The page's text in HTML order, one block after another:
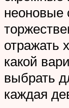
неоновые
отражать
какой
выбрать
каждая